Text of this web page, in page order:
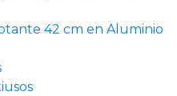
42 cm en Aluminio